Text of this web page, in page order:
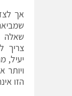
אך
שאלה
צריך
יעיל,
ויותר
הזו